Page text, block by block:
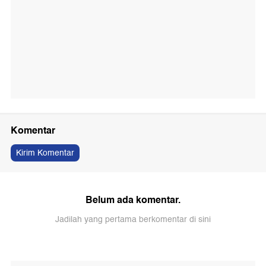
Komentar
Kirim Komentar
Belum ada komentar.
Jadilah yang pertama berkomentar di sini